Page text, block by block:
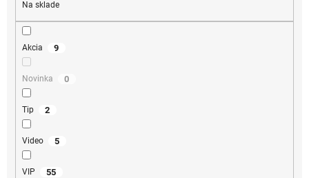
Na sklade
Akcia 9
Novinka 0
Tip 2
Video 5
VIP 55